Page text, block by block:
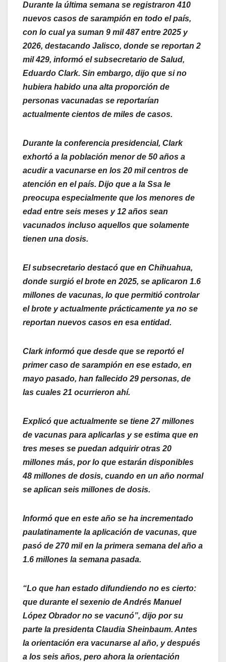
Durante la última semana se registraron 410
nuevos casos de sarampión en todo el país,
con lo cual ya suman 9 mil 487 entre 2025 y
2026, destacando Jalisco, donde se reportan 2
mil 429, informó el subsecretario de Salud,
Eduardo Clark. Sin embargo, dijo que si no
hubiera habido una alta proporción de
personas vacunadas se reportarían
actualmente cientos de miles de casos.
Durante la conferencia presidencial, Clark
exhortó a la población menor de 50 años a
acudir a vacunarse en los 20 mil centros de
atención en el país. Dijo que a la Ssa le
preocupa especialmente que los menores de
edad entre seis meses y 12 años sean
vacunados incluso aquellos que solamente
tienen una dosis.
El subsecretario destacó que en Chihuahua,
donde surgió el brote en 2025, se aplicaron 1.6
millones de vacunas, lo que permitió controlar
el brote y actualmente prácticamente ya no se
reportan nuevos casos en esa entidad.
Clark informó que desde que se reportó el
primer caso de sarampión en ese estado, en
mayo pasado, han fallecido 29 personas, de
las cuales 21 ocurrieron ahí.
Explicó que actualmente se tiene 27 millones
de vacunas para aplicarlas y se estima que en
tres meses se puedan adquirir otras 20
millones más, por lo que estarán disponibles
48 millones de dosis, cuando en un año normal
se aplican seis millones de dosis.
Informó que en este año se ha incrementado
paulatinamente la aplicación de vacunas, que
pasó de 270 mil en la primera semana del año a
1.6 millones la semana pasada.
“Lo que han estado difundiendo no es cierto:
que durante el sexenio de Andrés Manuel
López Obrador no se vacunó”, dijo por su
parte la presidenta Claudia Sheinbaum. Antes
la orientación era vacunarse al año, y después
a los seis años, pero ahora la orientación